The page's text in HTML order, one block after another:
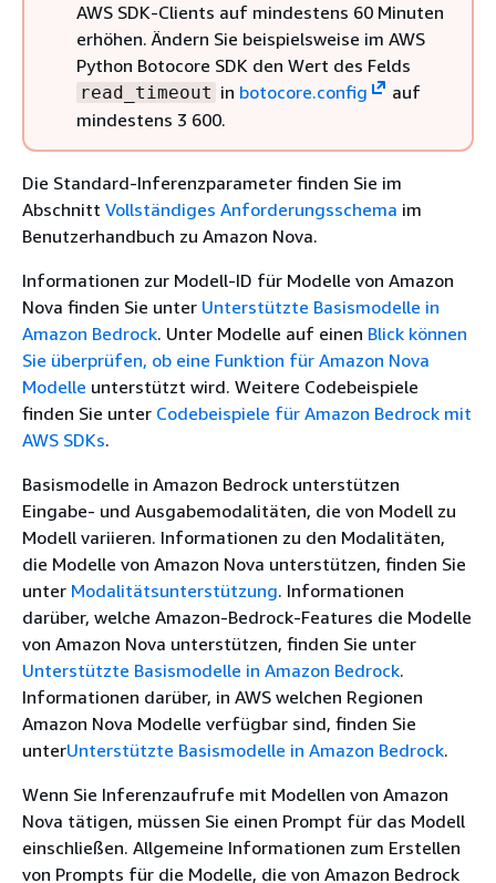
AWS SDK-Clients auf mindestens 60 Minuten
erhöhen. Ändern Sie beispielsweise im AWS
Python Botocore SDK den Wert des Felds
read_timeout in botocore.config
auf
mindestens 3 600.
Die Standard-Inferenzparameter finden Sie im
Abschnitt Vollständiges Anforderungsschema im
Benutzerhandbuch zu Amazon Nova.
Informationen zur Modell-ID für Modelle von Amazon
Nova finden Sie unter Unterstützte Basismodelle in
Amazon Bedrock. Unter Modelle auf einen Blick können
Sie überprüfen, ob eine Funktion für Amazon Nova
Modelle unterstützt wird. Weitere Codebeispiele
finden Sie unter Codebeispiele für Amazon Bedrock mit
AWS SDKs.
Basismodelle in Amazon Bedrock unterstützen
Eingabe- und Ausgabemodalitäten, die von Modell zu
Modell variieren. Informationen zu den Modalitäten,
die Modelle von Amazon Nova unterstützen, finden Sie
unter Modalitätsunterstützung. Informationen
darüber, welche Amazon-Bedrock-Features die Modelle
von Amazon Nova unterstützen, finden Sie unter
Unterstützte Basismodelle in Amazon Bedrock.
Informationen darüber, in AWS welchen Regionen
Amazon Nova Modelle verfügbar sind, finden Sie
unterUnterstützte Basismodelle in Amazon Bedrock.
Wenn Sie Inferenzaufrufe mit Modellen von Amazon
Nova tätigen, müssen Sie einen Prompt für das Modell
einschließen. Allgemeine Informationen zum Erstellen
von Prompts für die Modelle, die von Amazon Bedrock